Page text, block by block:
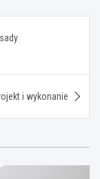
i wykonanie